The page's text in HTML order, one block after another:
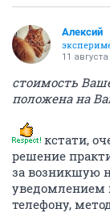
Алексий
11
стоимость
положена на
кстати,
решение
за возникшую
уведомлением
телефону,